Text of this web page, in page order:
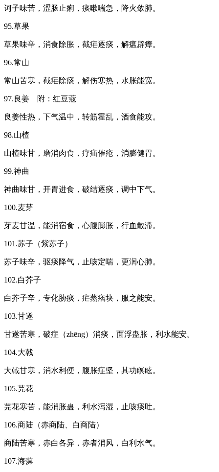
诃子味苦，涩肠止痢，痰嗽喘急，降火敛肺。
95.草果
草果味辛，消食除胀，截疟逐痰，解瘟辟瘴。
96.常山
常山苦寒，截疟除痰，解伤寒热，水胀能宽。
97.良姜 附：红豆蔻
良姜性热，下气温中，转筋霍乱，酒食能攻。
98.山楂
山楂味甘，磨消肉食，疗疝催疮，消膨健胃。
99.神曲
神曲味甘，开胃进食，破结逐痰，调中下气。
100.麦芽
芽麦甘温，能消宿食，心腹膨胀，行血散滞。
101.苏子（紫苏子）
苏子味辛，驱痰降气，止咳定喘，更润心肺。
102.白芥子
白芥子辛，专化胁痰，疟蒸痞块，服之能安。
103.甘遂
甘遂苦寒，破症（zhēng）消痰，面浮蛊胀，利水能安。
104.大戟
大戟甘寒，消水利便，腹胀症坚，其功瞑眩。
105.芫花
芫花寒苦，能消胀蛊，利水泻湿，止咳痰吐。
106.商陆（赤商陆、白商陆）
商陆苦寒，赤白各异，赤者消风，白利水气。
107.海藻